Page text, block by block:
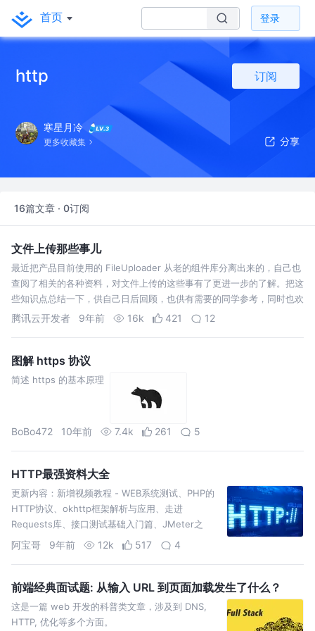
首页 登录
http 订阅
寒星月冷
更多收藏集
16篇文章 · 0订阅
文件上传那些事儿
最近把产品目前使用的 FileUploader 从老的组件库分离出来的，自己也
查阅了相关的各种资料，对文件上传的这些事有了更进一步的了解。把这
些知识点总结一下，供自己日后回顾，也供有需要的同学参考，同时也欢
迎各位大牛拍砖指点共同学习。
腾讯云开发者 9年前 16k 421 12
图解 https 协议
简述 https 的基本原理
BoBo472 10年前 7.4k 261 5
HTTP最强资料大全
更新内容：新增视频教程 - WEB系统测试、PHP的
HTTP协议、okhttp框架解析与应用、走进
Requests库、接口测试基础入门篇、JMeter之
HTTP协议接口性能测试；更新时间：2017-04-03
阿宝哥 9年前 12k 517 4
前端经典面试题: 从输入 URL 到页面加载发生了什么？
这是一篇 web 开发的科普类文章，涉及到 DNS,
HTTP, 优化等多个方面。